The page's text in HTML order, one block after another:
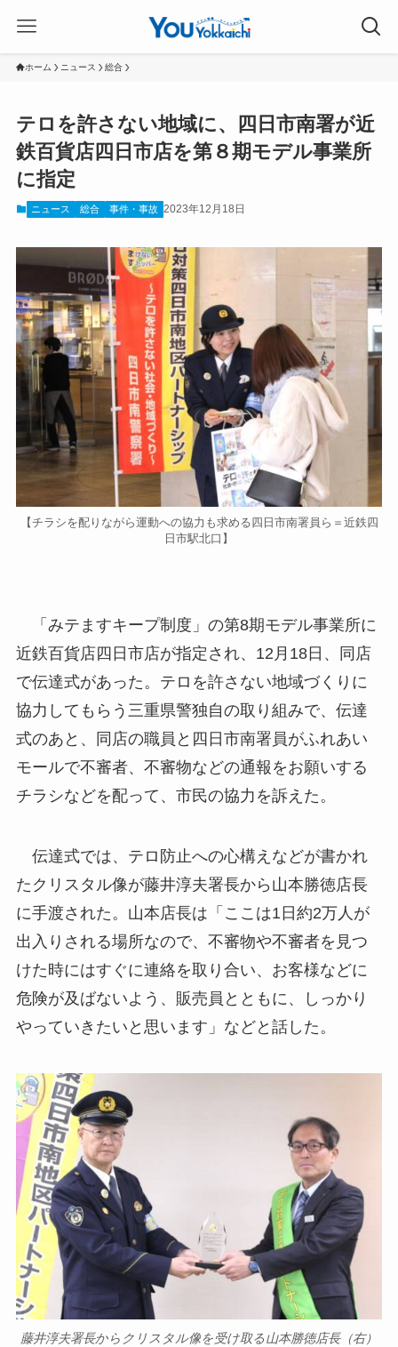
ホーム ニュース 総合
テロを許さない地域に、四日市南署が近
鉄百貨店四日市店を第８期モデル事業所
に指定
ニュース 総合 事件・事故 2023年12月18日
【チラシを配りながら運動への協力も求める四日市南署員ら＝近鉄四
日市駅北口】
「みテますキープ制度」の第8期モデル事業所に
近鉄百貨店四日市店が指定され、12月18日、同店
で伝達式があった。テロを許さない地域づくりに
協力してもらう三重県警独自の取り組みで、伝達
式のあと、同店の職員と四日市南署員がふれあい
モールで不審者、不審物などの通報をお願いする
チラシなどを配って、市民の協力を訴えた。
伝達式では、テロ防止への心構えなどが書かれ
たクリスタル像が藤井淳夫署長から山本勝徳店長
に手渡された。山本店長は「ここは1日約2万人が
出入りされる場所なので、不審物や不審者を見つ
けた時にはすぐに連絡を取り合い、お客様などに
危険が及ばないよう、販売員とともに、しっかり
やっていきたいと思います」などと話した。
藤井淳夫署長からクリスタル像を受け取る山本勝徳店長（右）